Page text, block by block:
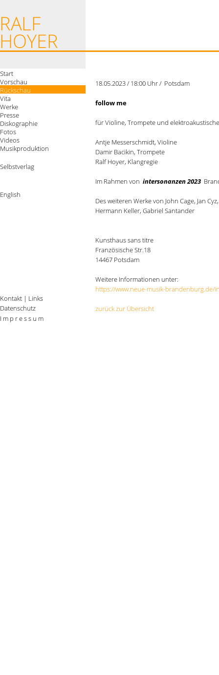
Start
Vorschau
Rückschau
Vita
Werke
Presse
Diskographie
Fotos
Videos
Musikproduktion
Selbstverlag
English
18.05.2023 / 18:00 Uhr / Potsdam
follow me
für Violine, Trompete und
Antje Messerschmidt, Violine
Damir Bacikin, Trompete
Ralf Hoyer, Klangregie
Im Rahmen von intersonanzen 2023
Des weiteren Werke von John Cage, Jan
Hermann Keller, Gabriel Santander
Kunsthaus sans titre
Französische Str.18
14467 Potsdam
Weitere Informationen unter:
https://www.neue-musik-brandenburg.de/
zurück zur Übersicht
Kontakt | Links
Datenschutz
I m p r e s s u m